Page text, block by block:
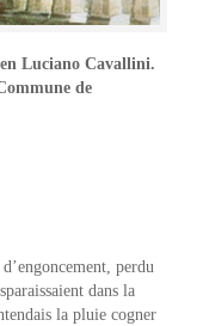
Luciano Cavallini.
de
perdu
dans la
la pluie cogner